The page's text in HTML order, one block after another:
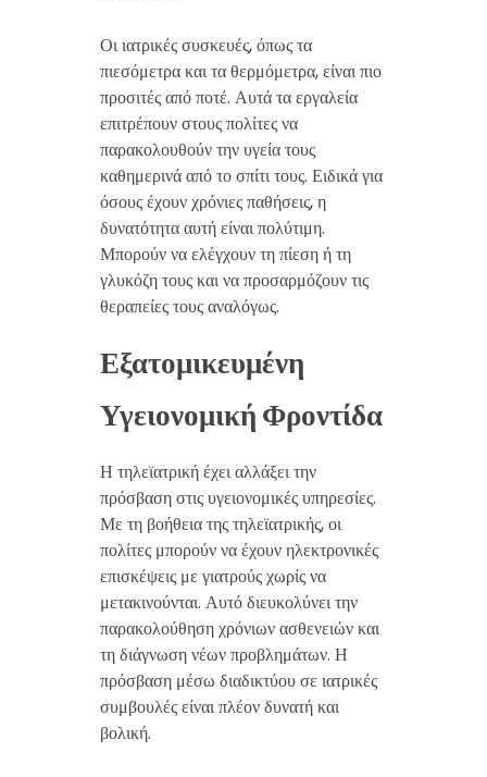
Οι ιατρικές συσκευές, όπως τα
πιεσόμετρα και τα θερμόμετρα, είναι πιο
προσιτές από ποτέ. Αυτά τα εργαλεία
επιτρέπουν στους πολίτες να
παρακολουθούν την υγεία τους
καθημερινά από το σπίτι τους. Ειδικά για
όσους έχουν χρόνιες παθήσεις, η
δυνατότητα αυτή είναι πολύτιμη.
Μπορούν να ελέγχουν τη πίεση ή τη
γλυκόζη τους και να προσαρμόζουν τις
θεραπείες τους αναλόγως.
Εξατομικευμένη
Υγειονομική Φροντίδα
Η τηλεϊατρική έχει αλλάξει την
πρόσβαση στις υγειονομικές υπηρεσίες.
Με τη βοήθεια της τηλεϊατρικής, οι
πολίτες μπορούν να έχουν ηλεκτρονικές
επισκέψεις με γιατρούς χωρίς να
μετακινούνται. Αυτό διευκολύνει την
παρακολούθηση χρόνιων ασθενειών και
τη διάγνωση νέων προβλημάτων. Η
πρόσβαση μέσω διαδικτύου σε ιατρικές
συμβουλές είναι πλέον δυνατή και
βολική.